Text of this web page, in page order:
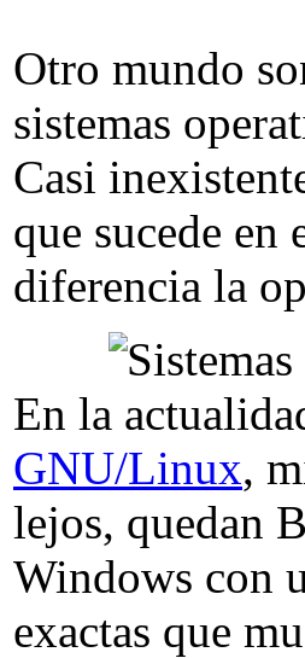
Otro mundo
sistemas
Casi
que sucede
diferencia la
En la
GNU/Linux,
lejos, quedan
Windows con
exactas que